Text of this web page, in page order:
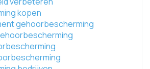
kopen
gehoorbescherming